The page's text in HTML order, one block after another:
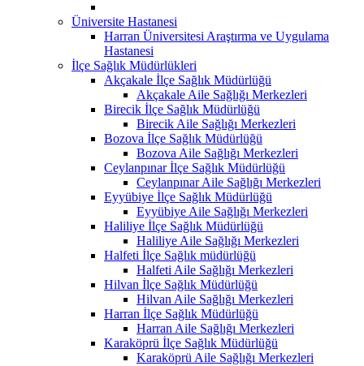
Üniversite Hastanesi
Harran Üniversitesi Araştırma ve Uygulama
Hastanesi
İlçe Sağlık Müdürlükleri
Akçakale İlçe Sağlık Müdürlüğü
Akçakale Aile Sağlığı Merkezleri
Birecik İlçe Sağlık Müdürlüğü
Birecik Aile Sağlığı Merkezleri
Bozova İlçe Sağlık Müdürlüğü
Bozova Aile Sağlığı Merkezleri
Ceylanpınar İlçe Sağlık Müdürlüğü
Ceylanpınar Aile Sağlığı Merkezleri
Eyyübiye İlçe Sağlık Müdürlüğü
Eyyübiye Aile Sağlığı Merkezleri
Haliliye İlçe Sağlık Müdürlüğü
Haliliye Aile Sağlığı Merkezleri
Halfeti İlçe Sağlık müdürlüğü
Halfeti Aile Sağlığı Merkezleri
Hilvan İlçe Sağlık Müdürlüğü
Hilvan Aile Sağlığı Merkezleri
Harran İlçe Sağlık Müdürlüğü
Harran Aile Sağlığı Merkezleri
Karaköprü İlçe Sağlık Müdürlüğü
Karaköprü Aile Sağlığı Merkezleri